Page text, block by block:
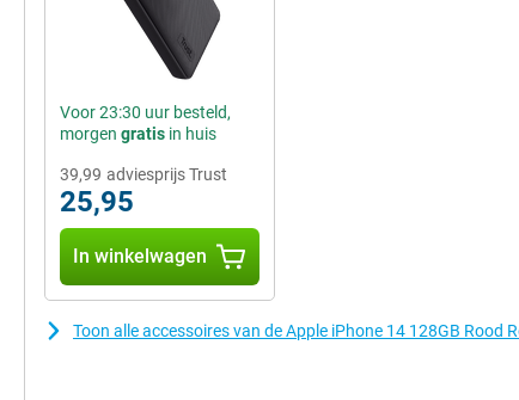
Voor 23:30 uur besteld,
morgen gratis in huis
39,99 adviesprijs Trust
25,95
In winkelwagen
Toon alle accessoires van de Apple iPhone 14 128GB Rood